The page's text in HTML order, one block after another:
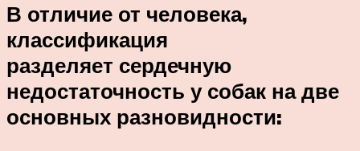
В отличие от человека,
классификация
разделяет сердечную
недостаточность у собак на две
основных разновидности: